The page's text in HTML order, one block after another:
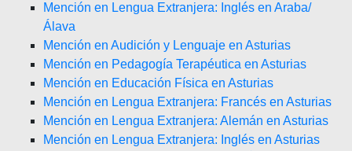
Mención en Lengua Extranjera: Inglés en Araba/
Álava
Mención en Audición y Lenguaje en Asturias
Mención en Pedagogía Terapéutica en Asturias
Mención en Educación Física en Asturias
Mención en Lengua Extranjera: Francés en Asturias
Mención en Lengua Extranjera: Alemán en Asturias
Mención en Lengua Extranjera: Inglés en Asturias